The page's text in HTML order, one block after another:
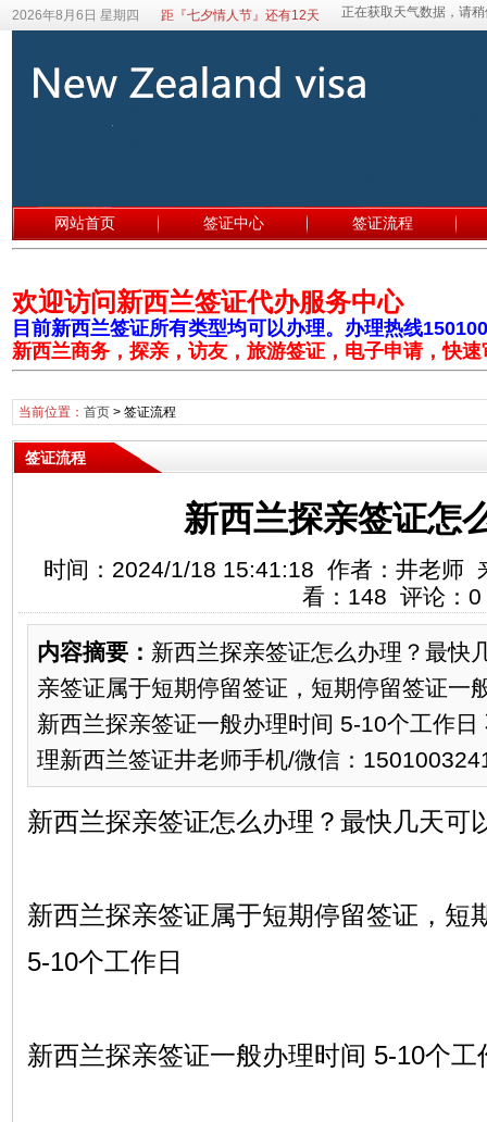
2026年8月6日 星期四 距『七夕情人节』还有12天
网站首页 签证中心 签证流程
欢迎访问新西兰签证代办服务中心
目前新西兰签证所有类型均可以办理。办理热线
新西兰商务，探亲，访友，旅游签证，电子申请，快速
当前位置： 首页> 签证流程
签证流程
新西兰探亲签证怎
时间：2024/1/18 15:41:18 作者：井老师
看：148 评论：0
内容摘要： 新西兰探亲签证怎么办理？最快
亲签证属于短期停留签证，短期停留签证一
新西兰探亲签证一般办理时间 5-10个工作
理新西兰签证井老师手机/微信：
新西兰探亲签证怎么办理？最快几天可
新西兰探亲签证属于短期停留签证，短
5-10个工作日
新西兰探亲签证一般办理时间 5-10个工